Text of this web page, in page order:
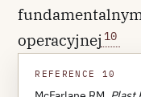
operacyjnej 10
REFERENCE 10